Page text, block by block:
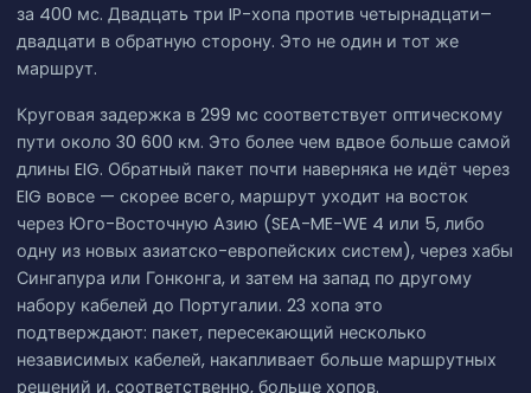
за 400 мс. Двадцать три IP-хопа против четырнадцати–
двадцати в обратную сторону. Это не один и тот же
маршрут.
Круговая задержка в 299 мс соответствует оптическому
пути около 30 600 км. Это более чем вдвое больше самой
длины EIG. Обратный пакет почти наверняка не идёт через
EIG вовсе — скорее всего, маршрут уходит на восток
через Юго-Восточную Азию (SEA-ME-WE 4 или 5, либо
одну из новых азиатско-европейских систем), через хабы
Сингапура или Гонконга, и затем на запад по другому
набору кабелей до Португалии. 23 хопа это
подтверждают: пакет, пересекающий несколько
независимых кабелей, накапливает больше маршрутных
решений и, соответственно, больше хопов.